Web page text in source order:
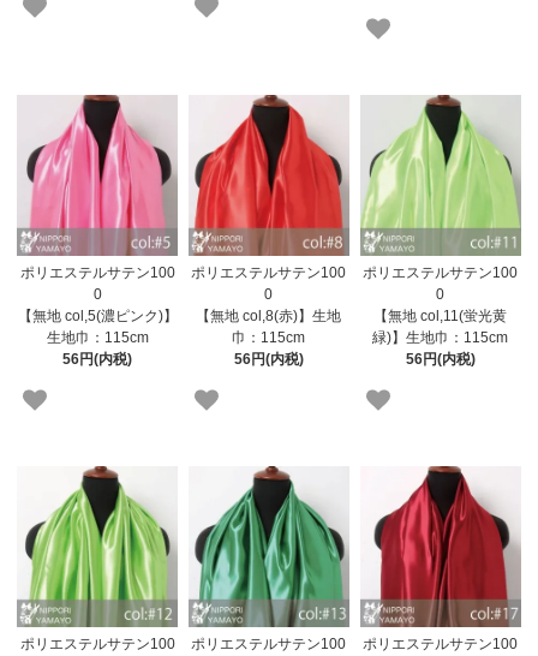
ポリエステルサテン100
0
【無地 col,5(濃ピンク)】
生地巾：115cm
56円(内税)
ポリエステルサテン100
0
【無地 col,8(赤)】生地
巾：115cm
56円(内税)
ポリエステルサテン100
0
【無地 col,11(蛍光黄
緑)】生地巾：115cm
56円(内税)
ポリエステルサテン100
ポリエステルサテン100
ポリエステルサテン100